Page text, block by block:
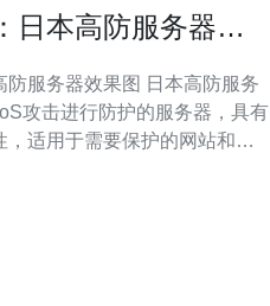
日本高防服务器效
效果图 日本高防服务
攻击进行防护的服务器，具有
适用于需要保护的网站和应
本高防服务器通